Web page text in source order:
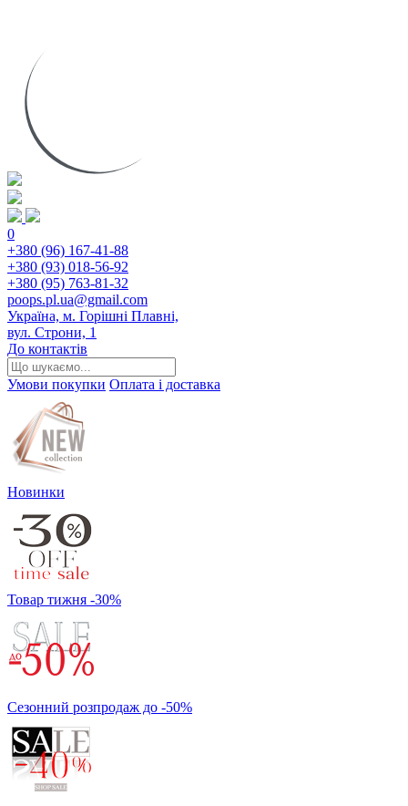
0
+380 (96) 167-41-88
+380 (93) 018-56-92
+380 (95) 763-81-32
poops.pl.ua@gmail.com
Україна, м. Горішні Плавні,
вул. Строни, 1
До контактів
Умови покупки Оплата і доставка
Новинки
Товар тижня -30%
Сезонний розпродаж до -50%